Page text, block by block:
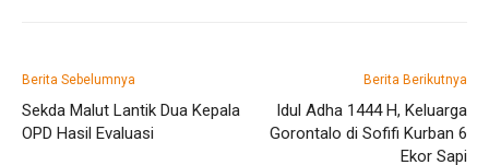
Berita Sebelumnya
Sekda Malut Lantik Dua Kepala
OPD Hasil Evaluasi
Berita Berikutnya
Idul Adha 1444 H, Keluarga
Gorontalo di Sofifi Kurban 6
Ekor Sapi